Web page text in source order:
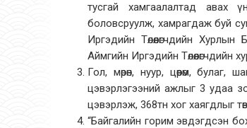
тусгай хамгаалалтад авах
боловсруулж, хамрагдаж буй
Иргэдийн Төлөөлөгчдийн
Аймгийн Иргэдийн Төлөөлөгчдийн
Гол, мөрөн, нуур, цөөрөм,
цэвэрлэгээний ажлыг 3 удаа
цэвэрлэж, 368тн хог хаягдлыг
“Байгалийн горим эвдэгдсэн